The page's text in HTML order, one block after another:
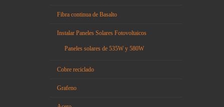
Fibra continua de Basalto
Instalar Paneles Solares Fotovoltaicos
Paneles solares de 535W y 580W
Cobre reciclado
Grafeno